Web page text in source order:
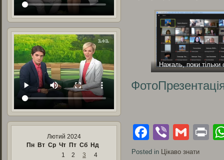
Лютий 2024
Пн Вт Ср Чт Пт Сб Нд
1
2 3
4
Нажаль, поки
Facebook
Viber
Posted in Цікаво знати